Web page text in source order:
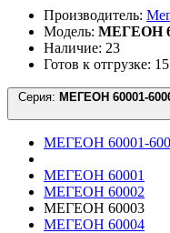
Производитель:
Модель: МЕГЕОН
Наличие: 23
Готов к отгрузке:
Серия:
МЕГЕОН 60001-
МЕГЕОН 60001
МЕГЕОН 60002
МЕГЕОН 60003
МЕГЕОН 60004